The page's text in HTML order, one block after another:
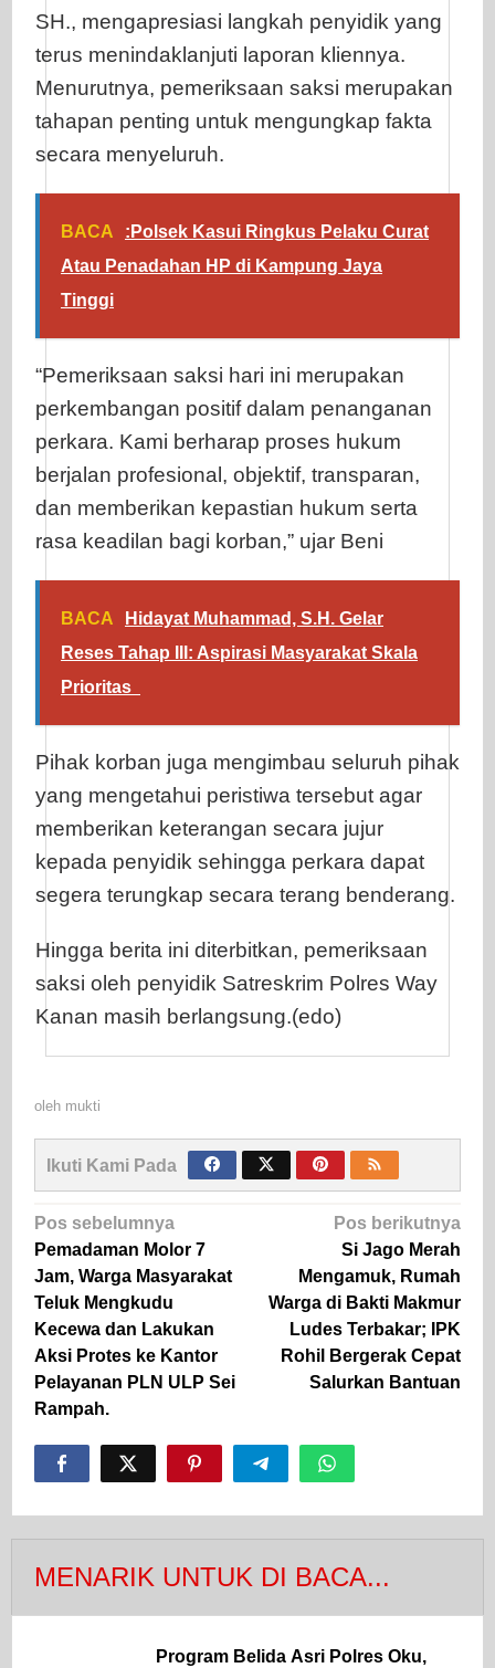
SH., mengapresiasi langkah penyidik yang
terus menindaklanjuti laporan kliennya.
Menurutnya, pemeriksaan saksi merupakan
tahapan penting untuk mengungkap fakta
secara menyeluruh.
BACA
:Polsek Kasui Ringkus Pelaku Curat
Atau Penadahan HP di Kampung Jaya
Tinggi
“Pemeriksaan saksi hari ini merupakan
perkembangan positif dalam penanganan
perkara. Kami berharap proses hukum
berjalan profesional, objektif, transparan,
dan memberikan kepastian hukum serta
rasa keadilan bagi korban,” ujar Beni
BACA
Hidayat Muhammad, S.H. Gelar
Reses Tahap III: Aspirasi Masyarakat Skala
Prioritas
Pihak korban juga mengimbau seluruh pihak
yang mengetahui peristiwa tersebut agar
memberikan keterangan secara jujur
kepada penyidik sehingga perkara dapat
segera terungkap secara terang benderang.
Hingga berita ini diterbitkan, pemeriksaan
saksi oleh penyidik Satreskrim Polres Way
Kanan masih berlangsung.(edo)
oleh mukti
Ikuti Kami Pada
Navigasi
pos
Pos sebelumnya
Pemadaman Molor 7
Jam, Warga Masyarakat
Teluk Mengkudu
Kecewa dan Lakukan
Aksi Protes ke Kantor
Pelayanan PLN ULP Sei
Rampah.
Pos berikutnya
Si Jago Merah
Mengamuk, Rumah
Warga di Bakti Makmur
Ludes Terbakar; IPK
Rohil Bergerak Cepat
Salurkan Bantuan
MENARIK UNTUK DI BACA...
Program Belida Asri Polres Oku,